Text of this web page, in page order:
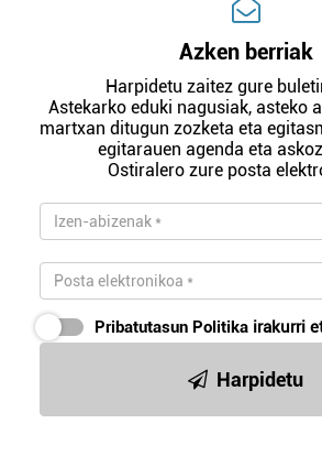
Azken berriak
Harpidetu zaitez gure
Astekarko eduki nagusiak, asteko
martxan ditugun zozketa eta
egitarauen agenda eta
Ostiralero zure posta
Pribatutasun Politika irakurri
Harpidetu